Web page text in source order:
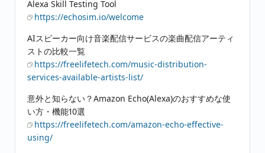
Alexa Skill Testing Tool
https://echosim.io/welcome
AIスピーカー向け音楽配信サービスの楽曲配信アーティ
ストの比較一覧
https://freelifetech.com/music-distribution-
services-available-artists-list/
意外と知らない？Amazon Echo(Alexa)のおすすめな使
い方・機能10選
https://freelifetech.com/amazon-echo-effective-
using/